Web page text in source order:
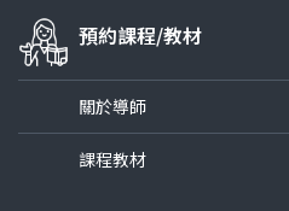
預約課程/教材
關於導師
課程教材